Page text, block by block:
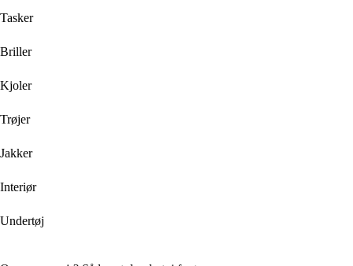
Tasker
Briller
Kjoler
Trøjer
Jakker
Interiør
Undertøj